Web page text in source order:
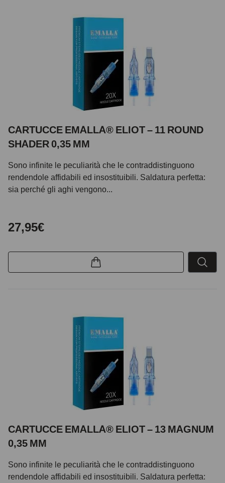
CARTUCCE EMALLA® ELIOT – 11 ROUND
SHADER 0,35 MM
Sono infinite le peculiarità che le contraddistinguono
rendendole affidabili ed insostituibili. Saldatura perfetta:
sia perché gli aghi vengono...
27,95€
CARTUCCE EMALLA® ELIOT – 13 MAGNUM
0,35 MM
Sono infinite le peculiarità che le contraddistinguono
rendendole affidabili ed insostituibili. Saldatura perfetta: